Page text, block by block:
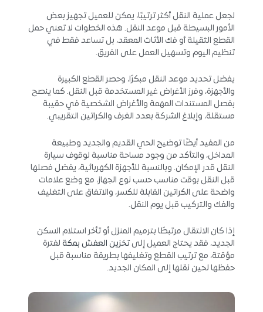
لجعل عملية النقل أكثر ترتيبًا، يمكن للعميل تجهيز بعض
الأمور البسيطة قبل موعد النقل. هذه الخطوات لا تعني حمل
القطع الثقيلة أو فك الأثاث المعقد، بل تساعد فقط في
تنظيم اليوم وتسهيل العمل على الفريق.
يفضل تحديد موعد النقل مبكرًا، وحصر القطع الكبيرة
والأجهزة، وفرز الأغراض غير المستخدمة قبل النقل. كما ينصح
بفصل المستندات المهمة والأغراض الشخصية في حقيبة
مستقلة، وإبلاغ الشركة بعدد الغرف والكراتين التقريبي.
من المفيد أيضًا توضيح الحي القديم والجديد وطبيعة
المداخل، والتأكد من وجود مساحة مناسبة لوقوف سيارة
النقل قدر الإمكان. وبالنسبة للأجهزة الكهربائية، يفضل فصلها
قبل النقل بوقت مناسب حسب نوع الجهاز، مع وضع علامات
واضحة على الكراتين القابلة للكسر، والاتفاق على التغليف
والفك والتركيب قبل يوم النقل.
إذا كان الانتقال مرتبطًا بترميم المنزل أو تأخر استلام السكن
الجديد، فقد يحتاج العميل إلىتخزين العفش بمكة لفترة
مؤقتة، مع ترتيب القطع وتغليفها بطريقة مناسبة قبل
حفظها لحين نقلها إلى المكان الجديد.